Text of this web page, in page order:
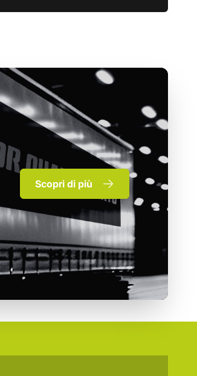
Scopri di più